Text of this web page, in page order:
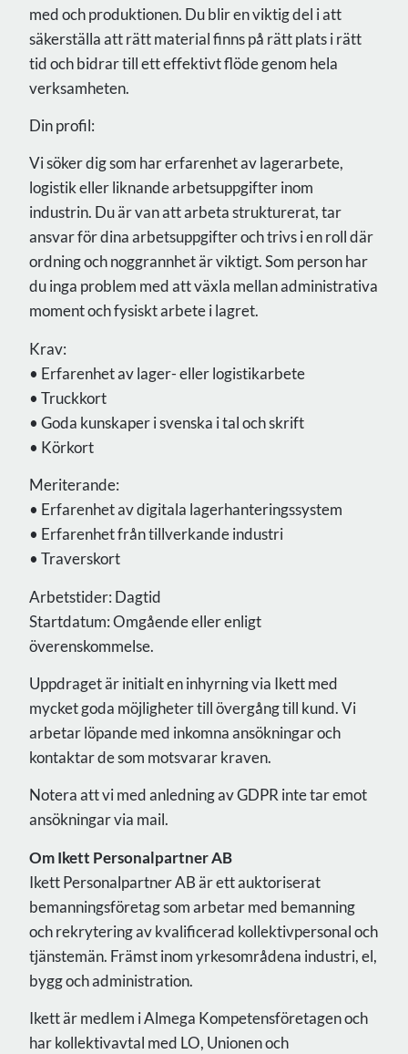
med och produktionen. Du blir en viktig del i att
säkerställa att rätt material finns på rätt plats i rätt
tid och bidrar till ett effektivt flöde genom hela
verksamheten.
Din profil:
Vi söker dig som har erfarenhet av lagerarbete,
logistik eller liknande arbetsuppgifter inom
industrin. Du är van att arbeta strukturerat, tar
ansvar för dina arbetsuppgifter och trivs i en roll där
ordning och noggrannhet är viktigt. Som person har
du inga problem med att växla mellan administrativa
moment och fysiskt arbete i lagret.
Krav:
• Erfarenhet av lager- eller logistikarbete
• Truckkort
• Goda kunskaper i svenska i tal och skrift
• Körkort
Meriterande:
• Erfarenhet av digitala lagerhanteringssystem
• Erfarenhet från tillverkande industri
• Traverskort
Arbetstider: Dagtid
Startdatum: Omgående eller enligt
överenskommelse.
Uppdraget är initialt en inhyrning via Ikett med
mycket goda möjligheter till övergång till kund. Vi
arbetar löpande med inkomna ansökningar och
kontaktar de som motsvarar kraven.
Notera att vi med anledning av GDPR inte tar emot
ansökningar via mail.
Om Ikett Personalpartner AB
Ikett Personalpartner AB är ett auktoriserat
bemanningsföretag som arbetar med bemanning
och rekrytering av kvalificerad kollektivpersonal och
tjänstemän. Främst inom yrkesområdena industri, el,
bygg och administration.
Ikett är medlem i Almega Kompetensföretagen och
har kollektivavtal med LO, Unionen och